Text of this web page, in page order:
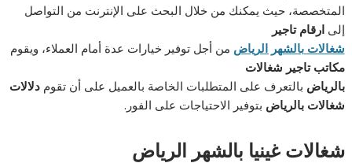
المتخصصة، حيث يمكنك من خلال البحث على الإنترنت من التواصل
إلىارقام تاجير
شغالات بالشهر الرياض من أجل توفير خيارات عدة أمام العملاء، ويقوم
مكاتب تاجير شغالات
بالرياض بالتعرف على المتطلبات الخاصة بالعميل على أن تقومدلالات
شغالات بالرياض بتوفير الاحتياجات على الفور.
شغالات غينيا بالشهر الرياض